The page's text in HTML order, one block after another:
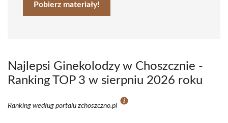
Pobierz materiały!
Najlepsi Ginekolodzy w Choszcznie -
Ranking TOP 3 w sierpniu 2026 roku
Ranking według portalu zchoszczno.pl